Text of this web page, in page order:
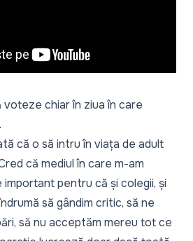
chiar în ziua în care
că o să intru în viața de adult
că mediul în care m-am
pentru că și colegii, și
să gândim critic, să ne
să nu acceptăm mereu tot ce